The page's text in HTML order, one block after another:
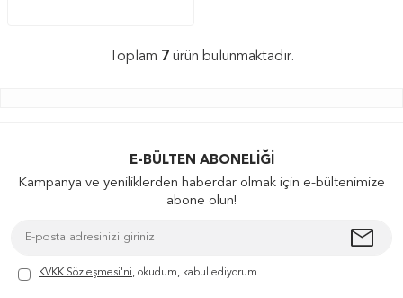
Toplam 7 ürün bulunmaktadır.
E-BÜLTEN ABONELIĞI
Kampanya ve yeniliklerden haberdar olmak için e-bültenimize
abone olun!
KVKK Sözleşmesi'ni, okudum, kabul ediyorum.